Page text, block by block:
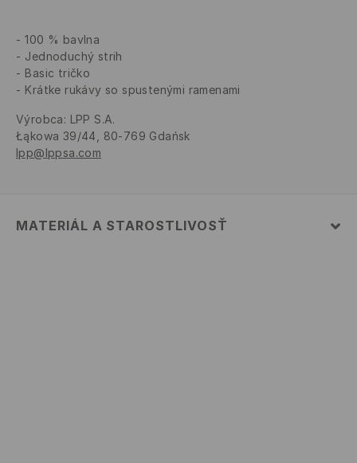
100 % bavlna
Jednoduchý strih
Basic tričko
Krátke rukávy so spustenými ramenami
Výrobca: LPP S.A.
Łąkowa 39/44, 80-769 Gdańsk
lpp@lppsa.com
MATERIÁL A STAROSTLIVOSŤ